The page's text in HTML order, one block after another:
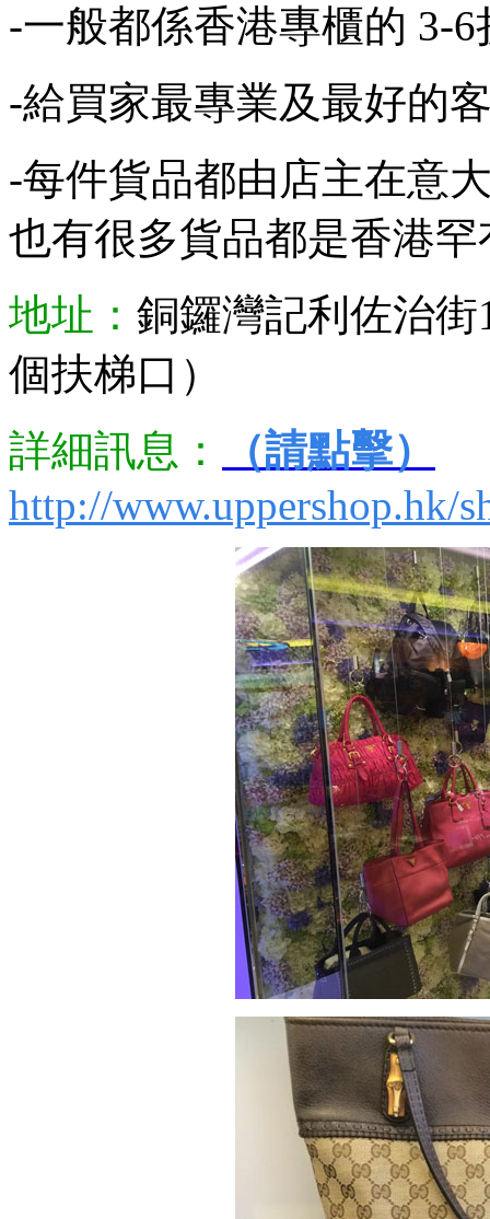
-一般都係香港專櫃的 3-6
-給買家最專業及最好的
-每件貨品都由店主在意
也有很多貨品都是香港罕
地址： 銅鑼灣記利佐治
個扶梯口）
詳細訊息：
（請點擊）
http://www.uppershop.hk/